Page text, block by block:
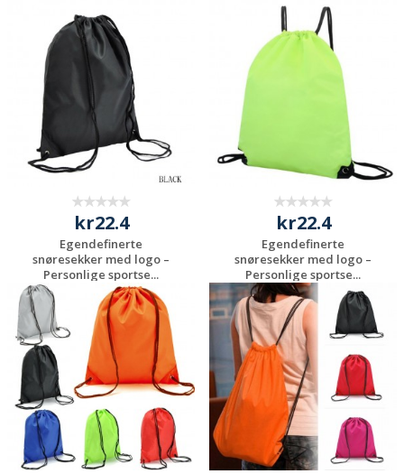
Be om et
uforpliktende
tilbud
Be om et
uforpliktende
kr22.4
Egendefinerte
snøresekker med logo –
Personlige sportse...
Be om et
uforpliktende
tilbud
kr22.4
Egendefinerte
snøresekker med logo –
Personlige sportse...
Be om et
uforpliktende
tilbud